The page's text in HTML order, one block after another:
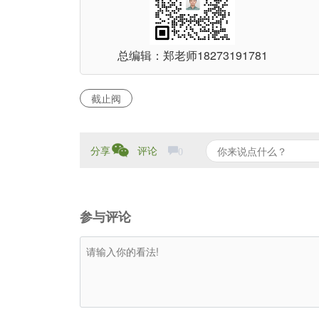
总编辑：郑老师18273191781
截止阀
分享 评论 0
参与评论